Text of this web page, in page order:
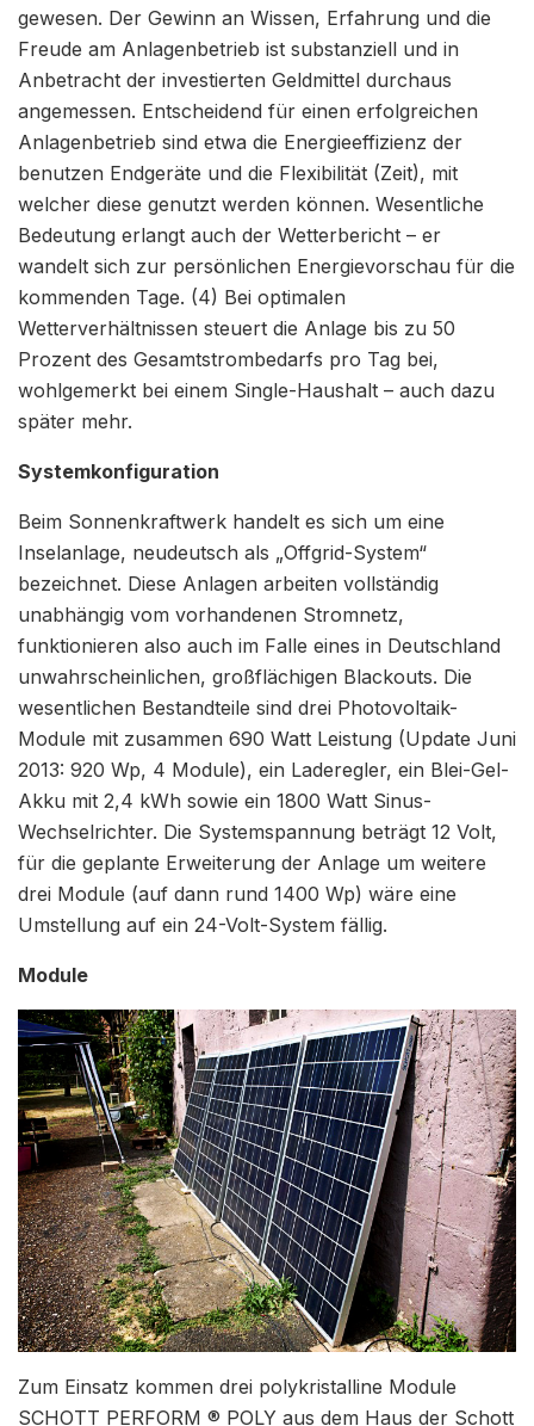
gewesen. Der Gewinn an Wissen, Erfahrung und die
Freude am Anlagenbetrieb ist substanziell und in
Anbetracht der investierten Geldmittel durchaus
angemessen. Entscheidend für einen erfolgreichen
Anlagenbetrieb sind etwa die Energieeffizienz der
benutzen Endgeräte und die Flexibilität (Zeit), mit
welcher diese genutzt werden können. Wesentliche
Bedeutung erlangt auch der Wetterbericht – er
wandelt sich zur persönlichen Energievorschau für die
kommenden Tage. (4) Bei optimalen
Wetterverhältnissen steuert die Anlage bis zu 50
Prozent des Gesamtstrombedarfs pro Tag bei,
wohlgemerkt bei einem Single-Haushalt – auch dazu
später mehr.
Systemkonfiguration
Beim Sonnenkraftwerk handelt es sich um eine
Inselanlage, neudeutsch als „Offgrid-System“
bezeichnet. Diese Anlagen arbeiten vollständig
unabhängig vom vorhandenen Stromnetz,
funktionieren also auch im Falle eines in Deutschland
unwahrscheinlichen, großflächigen Blackouts. Die
wesentlichen Bestandteile sind drei Photovoltaik-
Module mit zusammen 690 Watt Leistung (Update Juni
2013: 920 Wp, 4 Module), ein Laderegler, ein Blei-Gel-
Akku mit 2,4 kWh sowie ein 1800 Watt Sinus-
Wechselrichter. Die Systemspannung beträgt 12 Volt,
für die geplante Erweiterung der Anlage um weitere
drei Module (auf dann rund 1400 Wp) wäre eine
Umstellung auf ein 24-Volt-System fällig.
Module
Zum Einsatz kommen drei polykristalline Module
SCHOTT PERFORM ® POLY aus dem Haus der Schott